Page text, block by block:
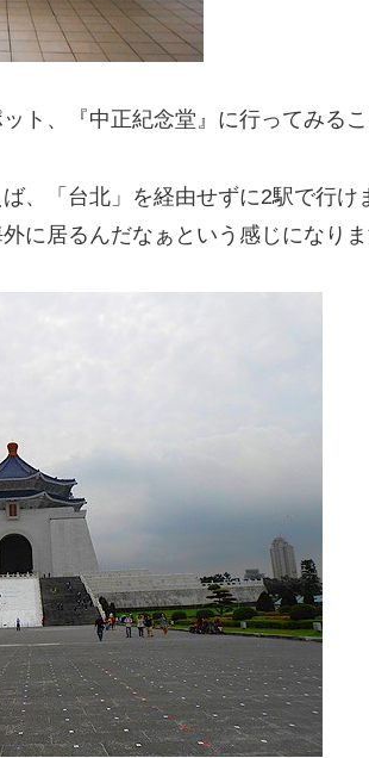
ト、『中正紀念堂』に行ってみるこ
、「台北」を経由せずに2駅で行け
に居るんだなぁという感じになりま